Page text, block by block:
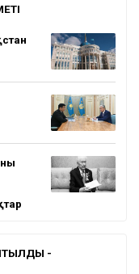
-